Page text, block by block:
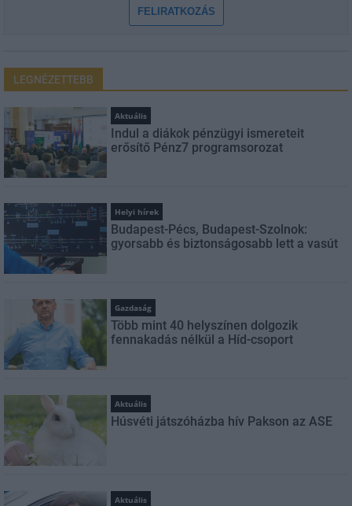
FELIRATKOZÁS
LEGNÉZETTEBB
Aktuális
Indul a diákok pénzügyi ismereteit
erősítő Pénz7 programsorozat
Helyi hírek
Budapest-Pécs, Budapest-Szolnok:
gyorsabb és biztonságosabb lett a vasút
Gazdaság
Több mint 40 helyszínen dolgozik
fennakadás nélkül a Híd-csoport
Aktuális
Húsvéti játszóházba hív Pakson az ASE
Aktuális